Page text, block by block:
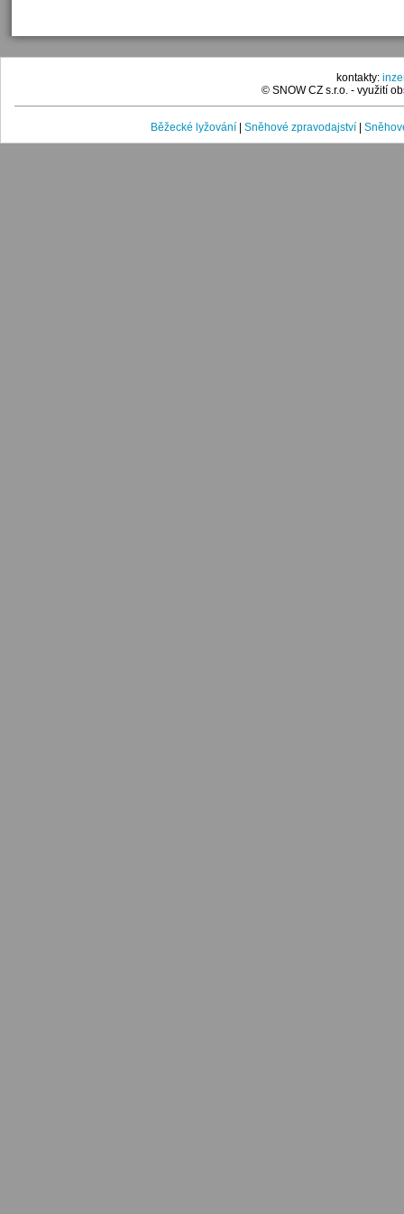
kontakty:
© SNOW CZ s.r.o. - využití
Běžecké lyžování Sněhové zpravodajství